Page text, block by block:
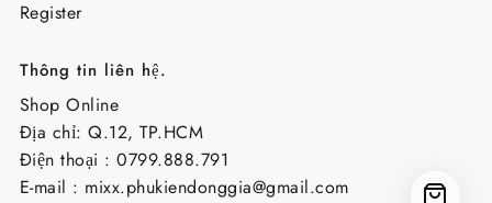
Register
Thông tin liên hệ.
Shop Online
Địa chỉ: Q.12, TP.HCM
Điện thoại : 0799.888.791
E-mail : mixx.phukiendonggia@gmail.com